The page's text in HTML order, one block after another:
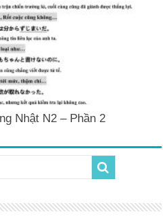
Nhật N2 – Phần 2